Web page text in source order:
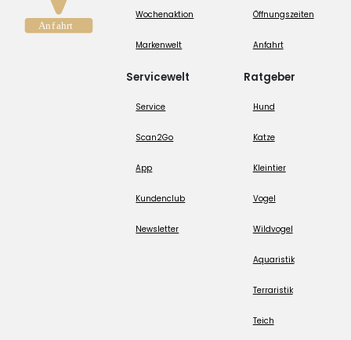
Wochenaktion
Markenwelt
Servicewelt
Service
Scan2Go
App
Kundenclub
Newsletter
Öffnungszeiten
Anfahrt
Ratgeber
Hund
Katze
Kleintier
Vogel
Wildvogel
Aquaristik
Terraristik
Teich